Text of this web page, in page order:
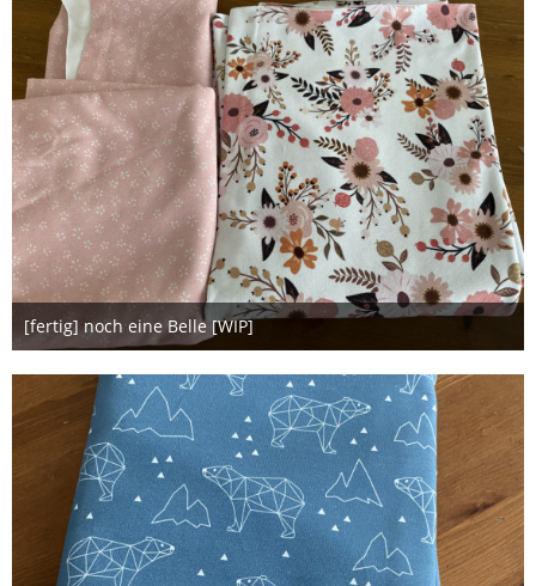
[fertig] noch eine Belle [WIP]
18. März 2022